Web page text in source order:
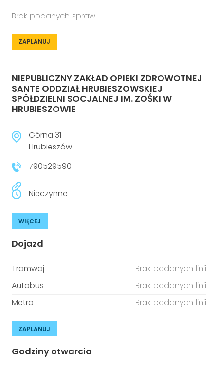
Brak podanych spraw
ZAPLANUJ
NIEPUBLICZNY ZAKŁAD OPIEKI ZDROWOTNEJ
SANTE ODDZIAŁ HRUBIESZOWSKIEJ
SPÓŁDZIELNI SOCJALNEJ IM. ZOŚKI W
HRUBIESZOWIE
Górna 31
Hrubieszów
790529590
Nieczynne
WIĘCEJ
Dojazd
Tramwaj
Brak podanych linii
Autobus
Brak podanych linii
Metro
Brak podanych linii
ZAPLANUJ
Godziny otwarcia